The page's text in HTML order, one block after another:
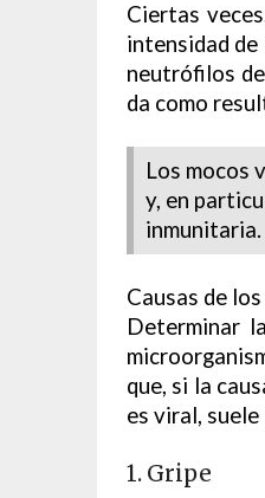
Ciertas
intensidad
neutrófilos
da como
Los mocos
y, en
inmunitaria.
Causas de
Determinar
que, si la
es viral,
1. Gripe